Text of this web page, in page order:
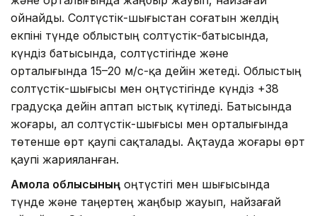
ойнайды. Солтүстік-шығыстан соғатын желдің
екпіні түнде облыстың солтүстік-батысында,
күндіз батысында, солтүстігінде және
орталығында 15–20 м/с-қа дейін жетеді. Облыстың
солтүстік-шығысы мен оңтүстігінде күндіз +38
градусқа дейін аптап ыстық күтіледі. Батысында
жоғары, ал солтүстік-шығысы мен орталығында
төтенше өрт қаупі сақталады. Ақтауда жоғары өрт
қаупі жарияланған.
Ақмола облысының оңтүстігі мен шығысында
түнде және таңертең жаңбыр жауып, найзағай